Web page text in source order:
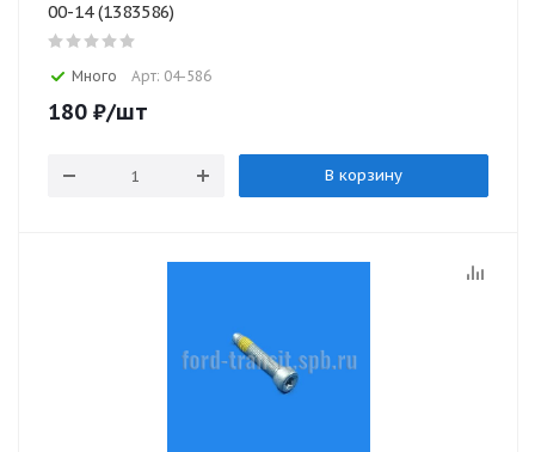
00-14 (1383586)
Много Арт: 04-586
180 ₽/шт
В корзину